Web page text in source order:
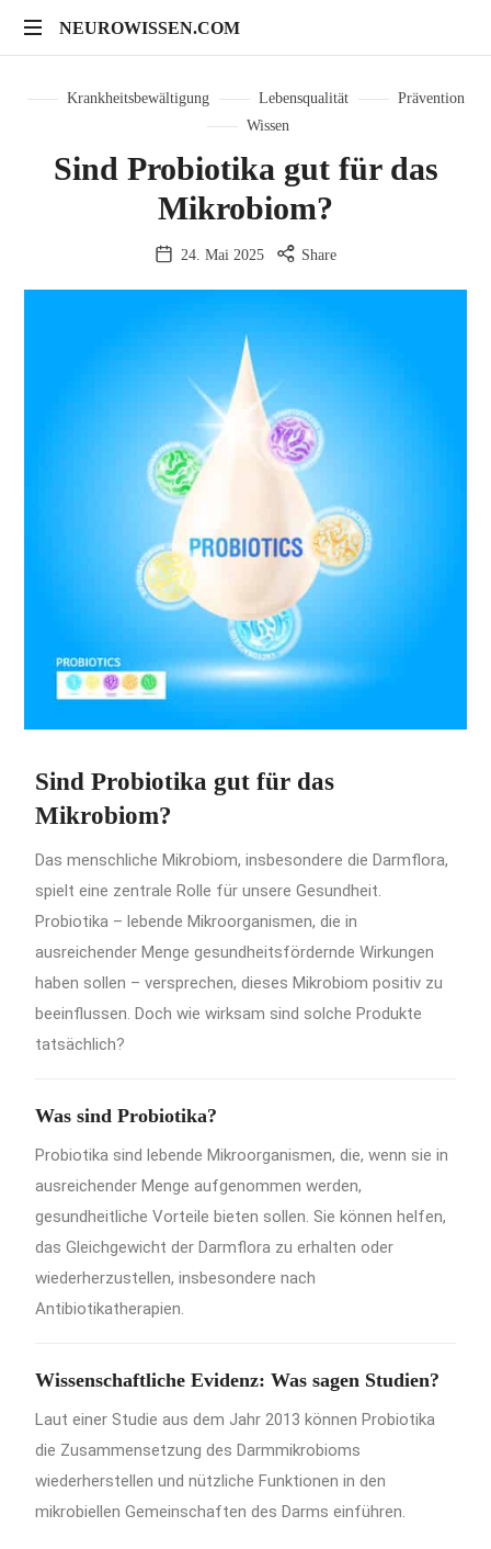
NEUROWISSEN.COM
für
Training
neuropsychologische
Krankheitsbewältigung Lebensqualität
Prävention
Wissen
Sind Probiotika gut für das
Mikrobiom?
24. Mai 2025 Share
Sind Probiotika gut für das
Mikrobiom?
Das menschliche Mikrobiom, insbesondere die Darmflora,
spielt eine zentrale Rolle für unsere Gesundheit.
Probiotika – lebende Mikroorganismen, die in
ausreichender Menge gesundheitsfördernde Wirkungen
haben sollen – versprechen, dieses Mikrobiom positiv zu
beeinflussen. Doch wie wirksam sind solche Produkte
tatsächlich?
Was sind Probiotika?
Probiotika sind lebende Mikroorganismen, die, wenn sie in
ausreichender Menge aufgenommen werden,
gesundheitliche Vorteile bieten sollen. Sie können helfen,
das Gleichgewicht der Darmflora zu erhalten oder
wiederherzustellen, insbesondere nach
Antibiotikatherapien.
Wissenschaftliche Evidenz: Was sagen Studien?
Laut einer Studie aus dem Jahr 2013 können Probiotika
die Zusammensetzung des Darmmikrobioms
wiederherstellen und nützliche Funktionen in den
mikrobiellen Gemeinschaften des Darms einführen.